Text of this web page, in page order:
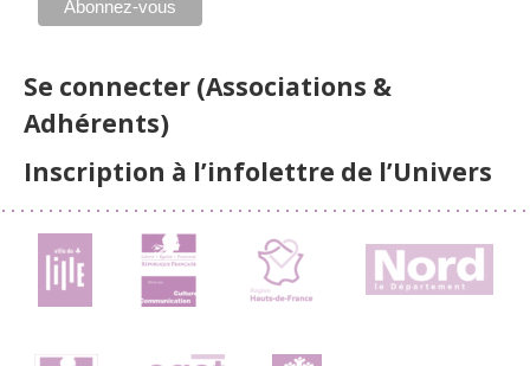
Se connecter (Associations &
Adhérents)
Inscription à l’infolettre de l’Univers